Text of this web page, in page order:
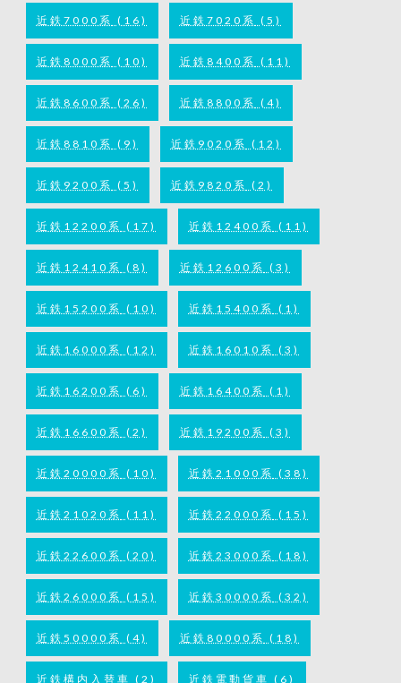
近鉄7000系 (16) 近鉄7020系 (5)
近鉄8000系 (10) 近鉄8400系 (11)
近鉄8600系 (26) 近鉄8800系 (4)
近鉄8810系 (9) 近鉄9020系 (12)
近鉄9200系 (5) 近鉄9820系 (2)
近鉄12200系 (17) 近鉄12400系 (11)
近鉄12410系 (8) 近鉄12600系 (3)
近鉄15200系 (10) 近鉄15400系 (1)
近鉄16000系 (12) 近鉄16010系 (3)
近鉄16200系 (6) 近鉄16400系 (1)
近鉄16600系 (2) 近鉄19200系 (3)
近鉄20000系 (10) 近鉄21000系 (38)
近鉄21020系 (11) 近鉄22000系 (15)
近鉄22600系 (20) 近鉄23000系 (18)
近鉄26000系 (15) 近鉄30000系 (32)
近鉄50000系 (4) 近鉄80000系 (18)
近鉄構内入替車 (2) 近鉄電動貨車 (6)